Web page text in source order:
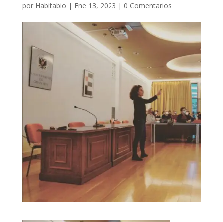
por Habitabio | Ene 13, 2023 | 0 Comentarios